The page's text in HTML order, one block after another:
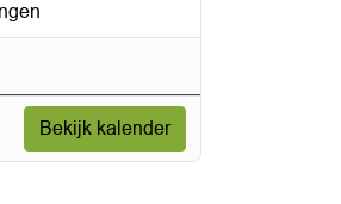
Bekijk kalender